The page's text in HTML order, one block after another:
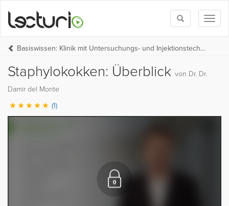
Toggle
search
Basiswissen: Klinik mit Untersuchungs- und Injektionstechniken (UNI-MED-HP Teil 2)
Staphylokokken: Überblick von Dr. Dr.
Damir del Monte
(1)